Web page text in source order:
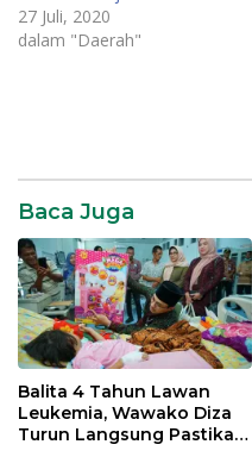
27 Juli, 2020
dalam "Daerah"
Baca Juga
Balita 4 Tahun Lawan
Leukemia, Wawako Diza
Turun Langsung Pastikan